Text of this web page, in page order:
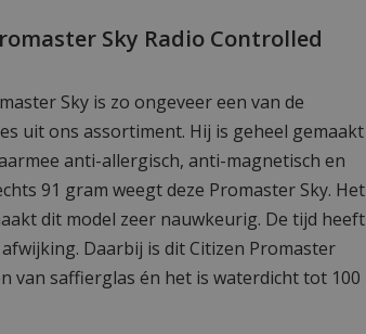
Sky Radio Controlled
Sky is zo ongeveer een van de
uit ons assortiment. Hij is geheel gemaakt
anti-allergisch, anti-magnetisch en
91 gram weegt deze Promaster Sky. Het
dit model zeer nauwkeurig. De tijd heeft
Daarbij is dit Citizen Promaster
van saffierglas én het is waterdicht tot 100